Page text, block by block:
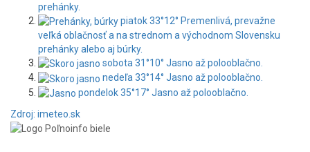
prehánky.
piatok33°12° Premenlivá, prevažne
veľká oblačnosť a na strednom a východnom Slovensku
prehánky alebo aj búrky.
sobota 31°10° Jasno až polooblačno.
nedeľa33°14° Jasno až polooblačno.
pondelok35°17° Jasno až polooblačno.
Zdroj: imeteo.sk